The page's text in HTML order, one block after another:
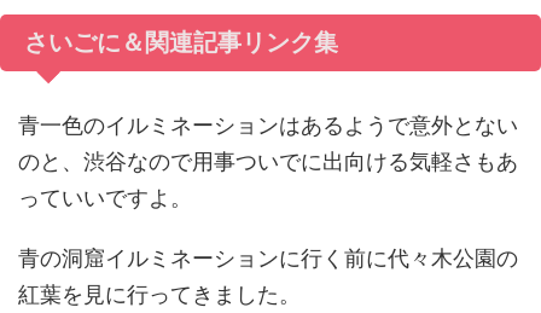
さいごに＆関連記事リンク集
青一色のイルミネーションはあるようで意外とない
のと、渋谷なので用事ついでに出向ける気軽さもあ
っていいですよ。
青の洞窟イルミネーションに行く前に代々木公園の
紅葉を見に行ってきました。